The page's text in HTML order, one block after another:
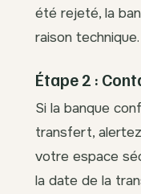
été rejeté, la
raison technique.
Étape 2 :
Si la banque
transfert, alertez
votre espace
la date de la